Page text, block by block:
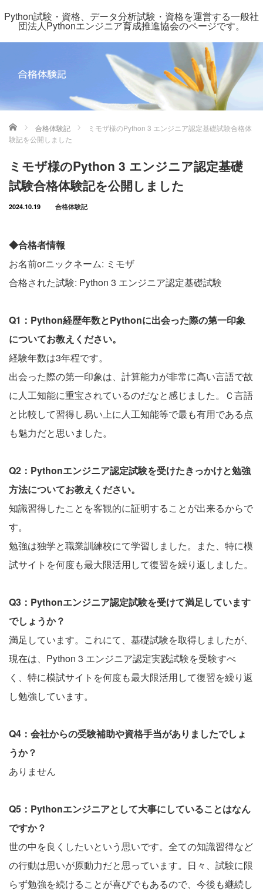
Python試験・資格、データ分析試験・資格を運営する一般社
団法人Pythonエンジニア育成推進協会のページです。
ホーム 合格体験記
ミモザ様のPython 3 エンジニア認定基礎試験合格体
験記を公開しました
ミモザ様のPython 3 エンジニア認定基礎
試験合格体験記を公開しました
2024.10.19 合格体験記
◆合格者情報
お名前orニックネーム: ミモザ
合格された試験: Python 3 エンジニア認定基礎試験
Q1：Python経歴年数とPythonに出会った際の第一印象
についてお教えください。
経験年数は3年程です。
出会った際の第一印象は、計算能力が非常に高い言語で故
に人工知能に重宝されているのだなと感じました。Ｃ言語
と比較して習得し易い上に人工知能等で最も有用である点
も魅力だと思いました。
Q2：Pythonエンジニア認定試験を受けたきっかけと勉強
方法についてお教えください。
知識習得したことを客観的に証明することが出来るからで
す。
勉強は独学と職業訓練校にて学習しました。また、特に模
試サイトを何度も最大限活用して復習を繰り返しました。
Q3：Pythonエンジニア認定試験を受けて満足しています
でしょうか？
満足しています。これにて、基礎試験を取得しましたが、
現在は、Python 3 エンジニア認定実践試験を受験すべ
く、特に模試サイトを何度も最大限活用して復習を繰り返
し勉強しています。
Q4：会社からの受験補助や資格手当がありましたでしょ
うか？
ありません
Q5：Pythonエンジニアとして大事にしていることはなん
ですか？
世の中を良くしたいという思いです。全ての知識習得など
の行動は思いが原動力だと思っています。日々、試験に限
らず勉強を続けることが喜びでもあるので、今後も継続し